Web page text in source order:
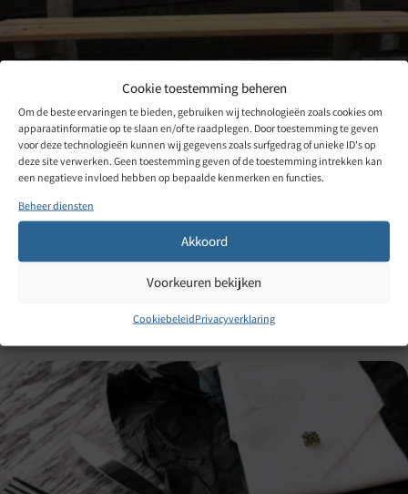
Cookie toestemming beheren
Om de beste ervaringen te bieden, gebruiken wij technologieën zoals cookies om
apparaatinformatie op te slaan en/of te raadplegen. Door toestemming te geven
voor deze technologieën kunnen wij gegevens zoals surfgedrag of unieke ID's op
deze site verwerken. Geen toestemming geven of de toestemming intrekken kan
een negatieve invloed hebben op bepaalde kenmerken en functies.
Beheer diensten
Akkoord
Voorkeuren bekijken
CookiebeleidPrivacyverklaring
Hout graveren – een bankje als aandenken
“Als aandenken aan onze zoon Oscar hebben we een gebruikt
bankje opgeknapt. Voor het laser graveren was ik bij jullie aan
het goede adres, dat merkte ik meteen. Vakmanschap en het
enthousiasme er iets persoonlijks van te maken.”